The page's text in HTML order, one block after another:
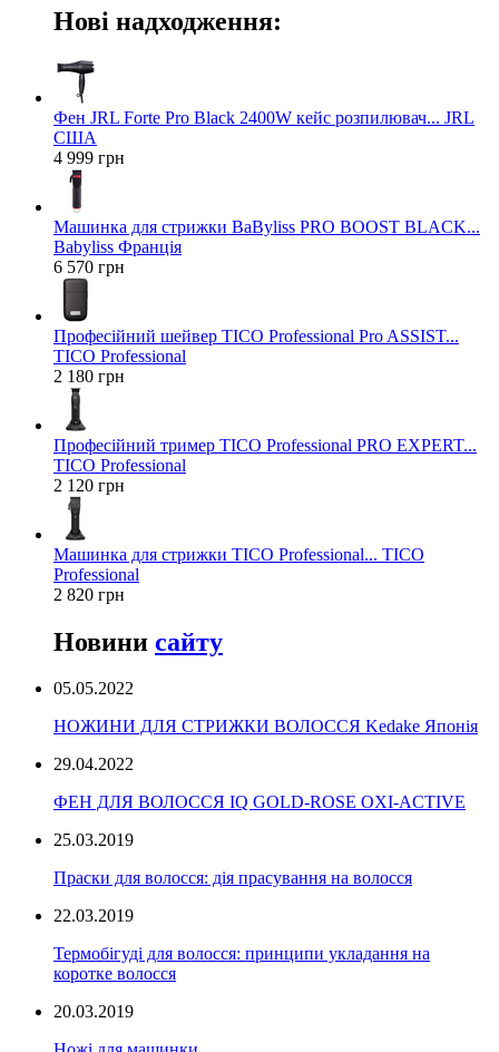
Нові надходження:
Фен JRL Forte Pro Black 2400W кейс розпилювач... JRL
США
4 999 грн
Машинка для стрижки BaByliss PRO BOOST BLACK...
Babyliss Франція
6 570 грн
Професійний шейвер TICO Professional Pro ASSIST...
TICO Professional
2 180 грн
Професійний тример TICO Professional PRO EXPERT...
TICO Professional
2 120 грн
Машинка для стрижки TICO Professional... TICO
Professional
2 820 грн
Новини сайту
05.05.2022
НОЖИНИ ДЛЯ СТРИЖКИ ВОЛОССЯ Kedake Японія
29.04.2022
ФЕН ДЛЯ ВОЛОССЯ IQ GOLD-ROSE OXI-ACTIVE
25.03.2019
Праски для волосся: дія прасування на волосся
22.03.2019
Термобігуді для волосся: принципи укладання на
коротке волосся
20.03.2019